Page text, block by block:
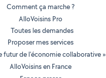
Comment ça marche ?
AlloVoisins Pro
Toutes les demandes
Proposer mes services
futur de l'économie collaborative »
AlloVoisins en France